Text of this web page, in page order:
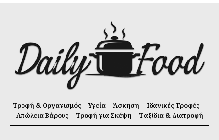
Τροφή & Οργανισμός Υγεία Άσκηση
Ιδανικές Τροφές
Απώλεια Βάρους
Τροφή για Σκέψη Ταξίδια & Διατροφή